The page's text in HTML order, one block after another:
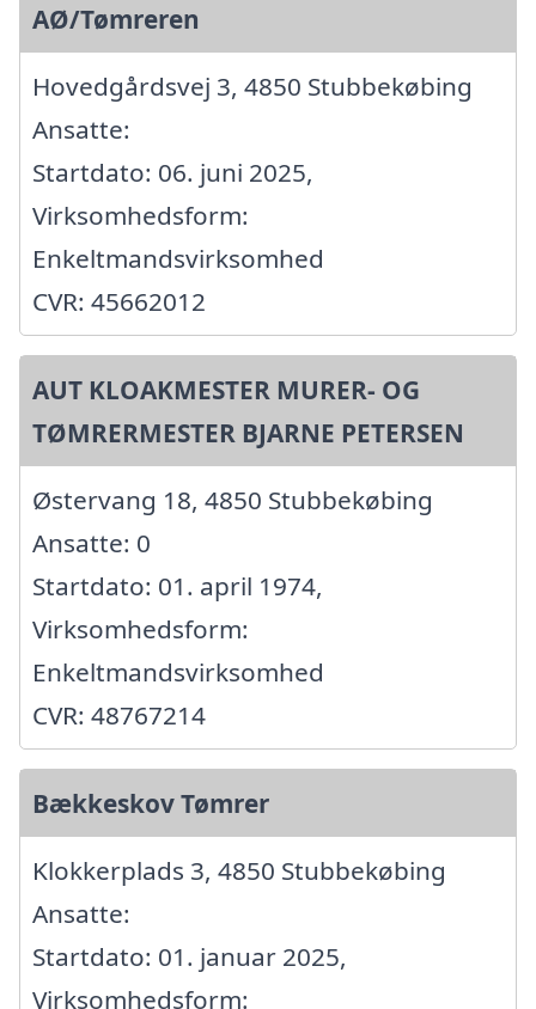
AØ/Tømreren
Hovedgårdsvej 3, 4850 Stubbekøbing
Ansatte:
Startdato: 06. juni 2025,
Virksomhedsform:
Enkeltmandsvirksomhed
CVR: 45662012
AUT KLOAKMESTER MURER- OG
TØMRERMESTER BJARNE PETERSEN
Østervang 18, 4850 Stubbekøbing
Ansatte: 0
Startdato: 01. april 1974,
Virksomhedsform:
Enkeltmandsvirksomhed
CVR: 48767214
Bækkeskov Tømrer
Klokkerplads 3, 4850 Stubbekøbing
Ansatte:
Startdato: 01. januar 2025,
Virksomhedsform: